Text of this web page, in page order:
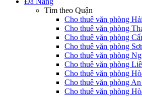
Tìm theo Quận
Cho thuê văn phòng
Cho thuê văn phòng
Cho thuê văn phòng
Cho thuê văn phòng
Cho thuê văn phòng
Cho thuê văn phòng
Cho thuê văn phòng
Cho thuê văn phòng
Cho thuê văn phòng